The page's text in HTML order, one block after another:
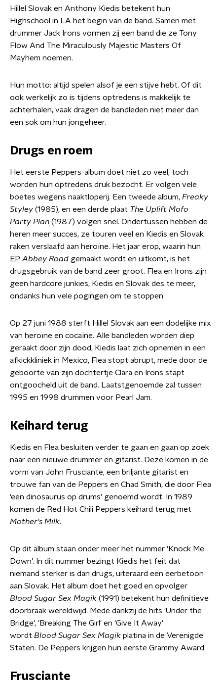
Hillel Slovak en Anthony Kiedis betekent hun
Highschool in LA het begin van de band. Samen met
drummer Jack Irons vormen zij een band die ze Tony
Flow And The Miraculously Majestic Masters Of
Mayhem noemen.
Hun motto: altijd spelen alsof je een stijve hebt. Of dit
ook werkelijk zo is tijdens optredens is makkelijk te
achterhalen, vaak dragen de bandleden niet meer dan
een sok om hun jongeheer.
Drugs en roem
Het eerste Peppers-album doet niet zo veel, toch
worden hun optredens druk bezocht. Er volgen vele
boetes wegens naaktloperij. Een tweede album, Freaky
Styley (1985), en een derde plaat The Uplift Mofo
Party Plan (1987) volgen snel. Ondertussen hebben de
heren meer succes, ze touren veel en Kiedis en Slovak
raken verslaafd aan heroïne. Het jaar erop, waarin hun
EP Abbey Road gemaakt wordt en uitkomt, is het
drugsgebruik van de band zeer groot. Flea en Irons zijn
geen hardcore junkies, Kiedis en Slovak des te meer,
ondanks hun vele pogingen om te stoppen.
Op 27 juni 1988 sterft Hillel Slovak aan een dodelijke mix
van heroïne en cocaïne. Alle bandleden worden diep
geraakt door zijn dood, Kiedis laat zich opnemen in een
afkickkliniek in Mexico, Flea stopt abrupt, mede door de
geboorte van zijn dochtertje Clara en Irons stapt
ontgoocheld uit de band. Laatstgenoemde zal tussen
1995 en 1998 drummen voor Pearl Jam.
Keihard terug
Kiedis en Flea besluiten verder te gaan en gaan op zoek
naar een nieuwe drummer en gitarist. Deze komen in de
vorm van John Frusciante, een briljante gitarist en
trouwe fan van de Peppers en Chad Smith, die door Flea
‘een dinosaurus op drums’ genoemd wordt. In 1989
komen de Red Hot Chili Peppers keihard terug met
Mother's Milk.
Op dit album staan onder meer het nummer ‘Knock Me
Down’. In dit nummer bezingt Kiedis het feit dat
niemand sterker is dan drugs, uiteraard een eerbetoon
aan Slovak. Het album doet het goed en opvolger
Blood Sugar Sex Magik (1991) betekent hun definitieve
doorbraak wereldwijd. Mede dankzij de hits 'Under the
Bridge', 'Breaking The Girl' en 'Give It Away'
wordt Blood Sugar Sex Magik platina in de Verenigde
Staten. De Peppers krijgen hun eerste Grammy Award.
Frusciante